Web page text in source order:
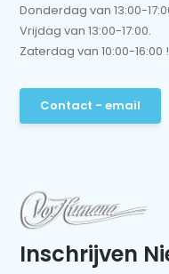
Donderdag van 13:00-
Vrijdag van 13:00-17:00.
Zaterdag van 10:00-16:00
Contact - email
Inschrijven